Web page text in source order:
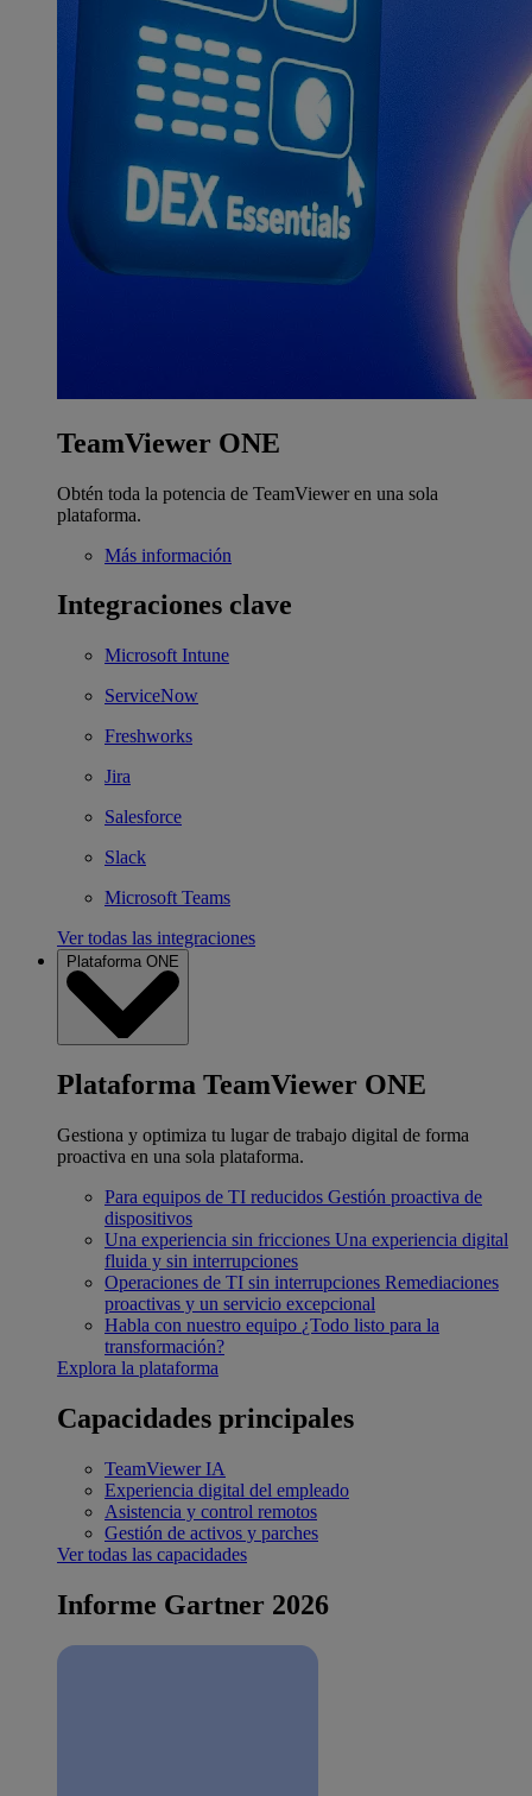
TeamViewer ONE
Obtén toda la potencia de TeamViewer en una sola
plataforma.
Más información
Integraciones clave
Microsoft Intune
ServiceNow
Freshworks
Jira
Salesforce
Slack
Microsoft Teams
Ver todas las integraciones
Plataforma ONE
Plataforma TeamViewer ONE
Gestiona y optimiza tu lugar de trabajo digital de forma
proactiva en una sola plataforma.
Para equipos de TI reducidos Gestión proactiva de
dispositivos
Una experiencia sin fricciones Una experiencia digital
fluida y sin interrupciones
Operaciones de TI sin interrupciones Remediaciones
proactivas y un servicio excepcional
Habla con nuestro equipo ¿Todo listo para la
transformación?
Explora la plataforma
Capacidades principales
TeamViewer IA
Experiencia digital del empleado
Asistencia y control remotos
Gestión de activos y parches
Ver todas las capacidades
Informe Gartner 2026